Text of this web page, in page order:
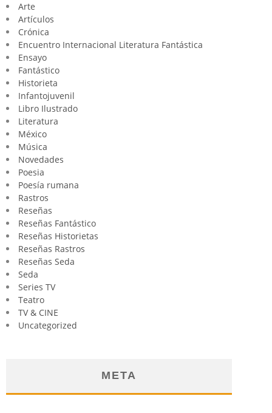
Arte
Artículos
Crónica
Encuentro Internacional Literatura Fantástica
Ensayo
Fantástico
Historieta
Infantojuvenil
Libro Ilustrado
Literatura
México
Música
Novedades
Poesia
Poesía rumana
Rastros
Reseñas
Reseñas Fantástico
Reseñas Historietas
Reseñas Rastros
Reseñas Seda
Seda
Series TV
Teatro
TV & CINE
Uncategorized
META